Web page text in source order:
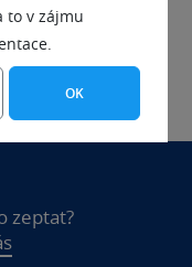
to v zájmu
OK
zeptat?